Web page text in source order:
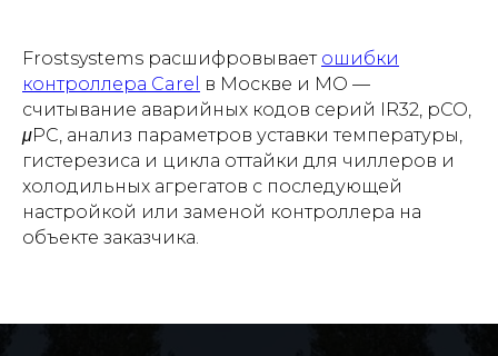
Frostsystems расшифровывает ошибки
контроллера Carel
в Москве и МО —
считывание аварийных кодов серий IR32, pCO,
μPC, анализ параметров уставки температуры,
гистерезиса и цикла оттайки для чиллеров и
холодильных агрегатов с последующей
настройкой или заменой контроллера на
объекте заказчика.